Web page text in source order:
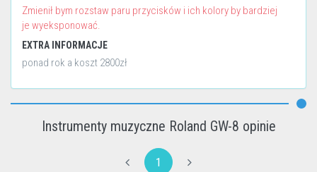
Zmienił bym rozstaw paru przycisków i ich kolory by bardziej
je wyeksponować.
EXTRA INFORMACJE
ponad rok a koszt 2800zł
Instrumenty muzyczne Roland GW-8 opinie
1